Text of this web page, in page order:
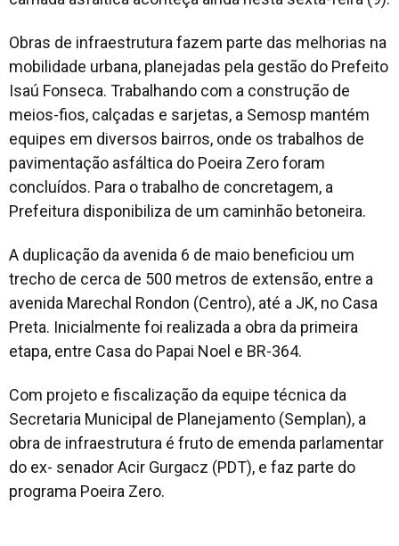
Obras de infraestrutura fazem parte das melhorias na
mobilidade urbana, planejadas pela gestão do Prefeito
Isaú Fonseca. Trabalhando com a construção de
meios-fios, calçadas e sarjetas, a Semosp mantém
equipes em diversos bairros, onde os trabalhos de
pavimentação asfáltica do Poeira Zero foram
concluídos. Para o trabalho de concretagem, a
Prefeitura disponibiliza de um caminhão betoneira.
A duplicação da avenida 6 de maio beneficiou um
trecho de cerca de 500 metros de extensão, entre a
avenida Marechal Rondon (Centro), até a JK, no Casa
Preta. Inicialmente foi realizada a obra da primeira
etapa, entre Casa do Papai Noel e BR-364.
Com projeto e fiscalização da equipe técnica da
Secretaria Municipal de Planejamento (Semplan), a
obra de infraestrutura é fruto de emenda parlamentar
do ex- senador Acir Gurgacz (PDT), e faz parte do
programa Poeira Zero.